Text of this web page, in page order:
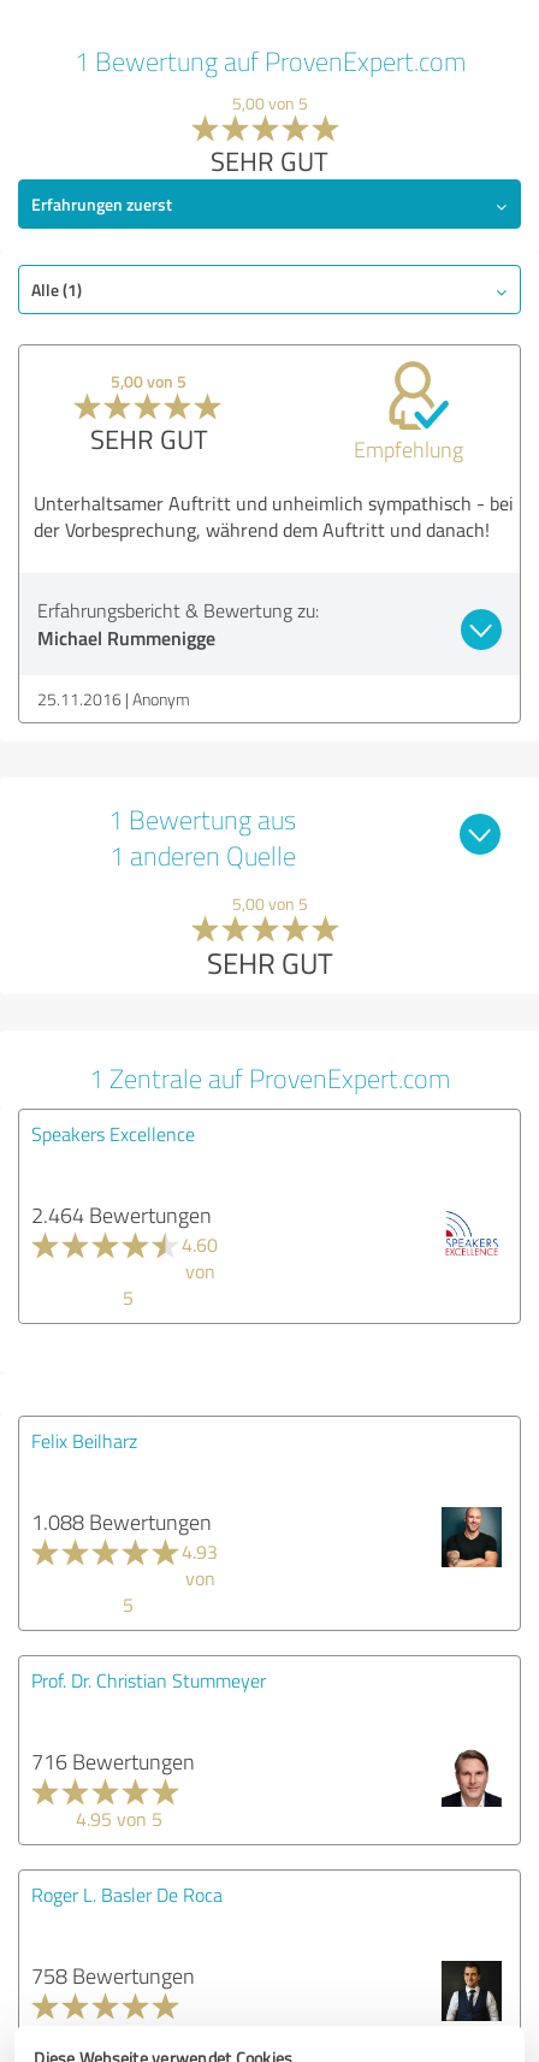
1 Bewertung auf ProvenExpert.com
5,00 von 5
SEHR GUT
Erfahrungen zuerst
Alle (1)
5,00 von 5
SEHR GUT Empfehlung
Unterhaltsamer Auftritt und unheimlich sympathisch - bei
der Vorbesprechung, während dem Auftritt und danach!
Erfahrungsbericht & Bewertung zu:
Michael Rummenigge
25.11.2016 Anonym
1 Bewertung aus
1 anderen Quelle
5,00 von 5
SEHR GUT
1 Zentrale auf ProvenExpert.com
Speakers Excellence
2.464 Bewertungen
4.60
von
5
Felix Beilharz
1.088 Bewertungen
4.93
von
5
Prof. Dr. Christian Stummeyer
716 Bewertungen
4.95 von 5
Roger L. Basler De Roca
758 Bewertungen